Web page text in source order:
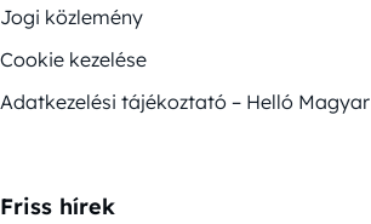
Jogi közlemény
Cookie kezelése
Adatkezelési tájékoztató – Helló Magyar
Friss hírek